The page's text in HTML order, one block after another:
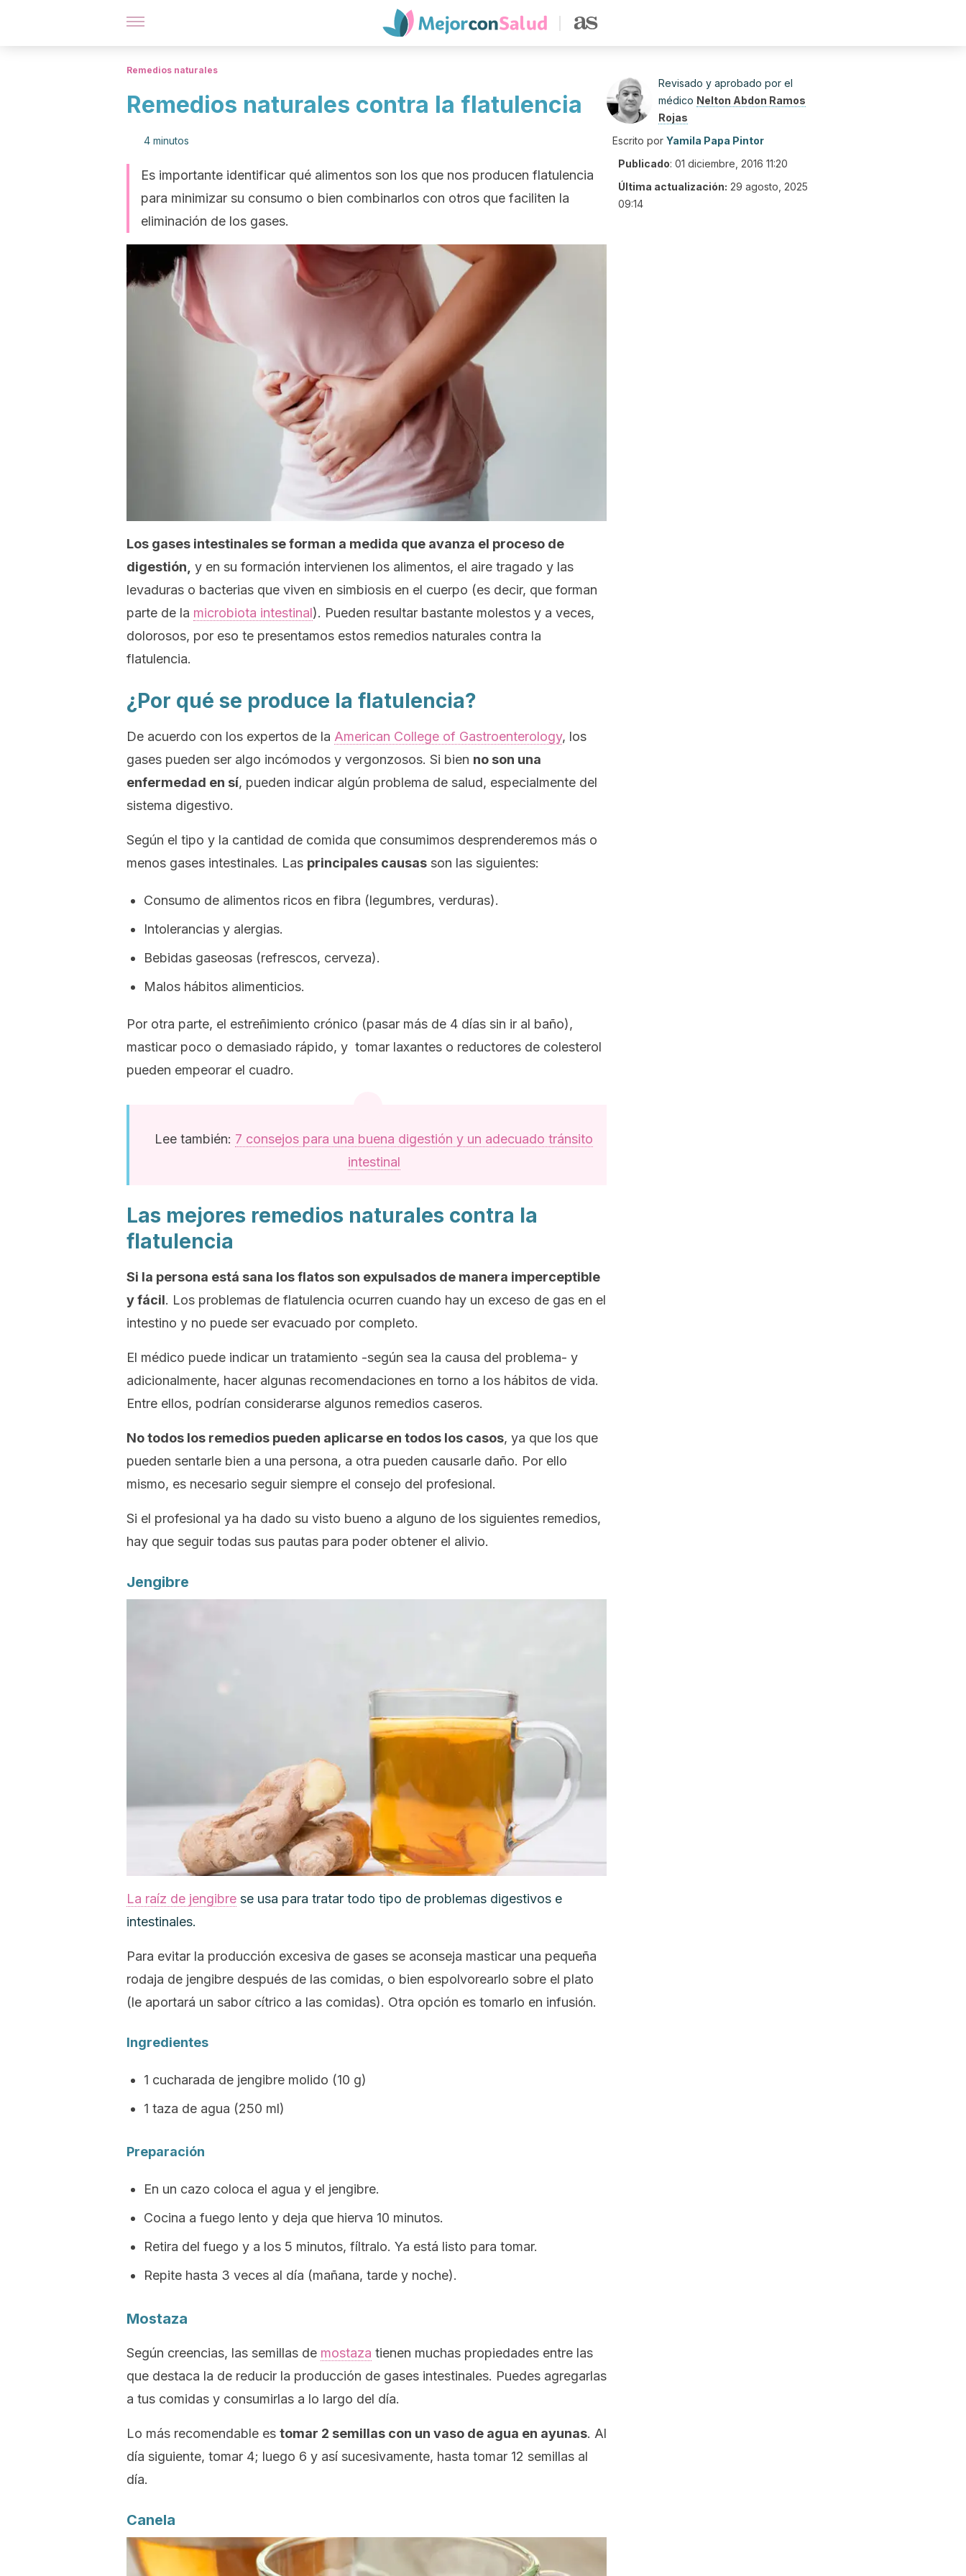
Remedios naturales
Remedios naturales contra la flatulencia
4 minutos
Es importante identificar qué alimentos son los que nos producen flatulencia
para minimizar su consumo o bien combinarlos con otros que faciliten la
eliminación de los gases.
Los gases intestinales se forman a medida que avanza el proceso de
digestión, y en su formación intervienen los alimentos, el aire tragado y las
levaduras o bacterias que viven en simbiosis en el cuerpo (es decir, que forman
parte de la microbiota intestinal). Pueden resultar bastante molestos y a veces,
dolorosos, por eso te presentamos estos remedios naturales contra la
flatulencia.
¿Por qué se produce la flatulencia?
De acuerdo con los expertos de la American College of Gastroenterology, los
gases pueden ser algo incómodos y vergonzosos. Si bien no son una
enfermedad en sí, pueden indicar algún problema de salud, especialmente del
sistema digestivo.
Según el tipo y la cantidad de comida que consumimos desprenderemos más o
menos gases intestinales. Las principales causas son las siguientes:
Consumo de alimentos ricos en fibra (legumbres, verduras).
Intolerancias y alergias.
Bebidas gaseosas (refrescos, cerveza).
Malos hábitos alimenticios.
Por otra parte, el estreñimiento crónico (pasar más de 4 días sin ir al baño),
masticar poco o demasiado rápido, y tomar laxantes o reductores de colesterol
pueden empeorar el cuadro.
Lee también: 7 consejos para una buena digestión y un adecuado tránsito
intestinal
Las mejores remedios naturales contra la
flatulencia
Si la persona está sana los flatos son expulsados de manera imperceptible
y fácil. Los problemas de flatulencia ocurren cuando hay un exceso de gas en el
intestino y no puede ser evacuado por completo.
El médico puede indicar un tratamiento -según sea la causa del problema- y
adicionalmente, hacer algunas recomendaciones en torno a los hábitos de vida.
Entre ellos, podrían considerarse algunos remedios caseros.
No todos los remedios pueden aplicarse en todos los casos, ya que los que
pueden sentarle bien a una persona, a otra pueden causarle daño. Por ello
mismo, es necesario seguir siempre el consejo del profesional.
Si el profesional ya ha dado su visto bueno a alguno de los siguientes remedios,
hay que seguir todas sus pautas para poder obtener el alivio.
Jengibre
La raíz de jengibre se usa para tratar todo tipo de problemas digestivos e
intestinales.
Para evitar la producción excesiva de gases se aconseja masticar una pequeña
rodaja de jengibre después de las comidas, o bien espolvorearlo sobre el plato
(le aportará un sabor cítrico a las comidas). Otra opción es tomarlo en infusión.
Ingredientes
1 cucharada de jengibre molido (10 g)
1 taza de agua (250 ml)
Preparación
En un cazo coloca el agua y el jengibre.
Cocina a fuego lento y deja que hierva 10 minutos.
Retira del fuego y a los 5 minutos, fíltralo. Ya está listo para tomar.
Repite hasta 3 veces al día (mañana, tarde y noche).
Mostaza
Según creencias, las semillas de mostaza tienen muchas propiedades entre las
que destaca la de reducir la producción de gases intestinales. Puedes agregarlas
a tus comidas y consumirlas a lo largo del día.
Lo más recomendable es tomar 2 semillas con un vaso de agua en ayunas. Al
día siguiente, tomar 4; luego 6 y así sucesivamente, hasta tomar 12 semillas al
día.
Canela
Revisado y aprobado por el
médico Nelton Abdon Ramos
Rojas
Escrito por Yamila Papa Pintor
Publicado: 01 diciembre, 2016 11:20
Última actualización: 29 agosto, 2025
09:14